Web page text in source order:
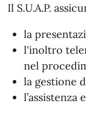
Il S.U.A.P.
la
l'inoltro
nel
la gestione
l’assistenza